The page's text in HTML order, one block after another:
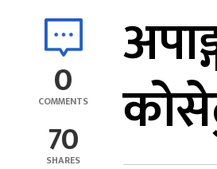
0
COMMENTS
70
SHARES